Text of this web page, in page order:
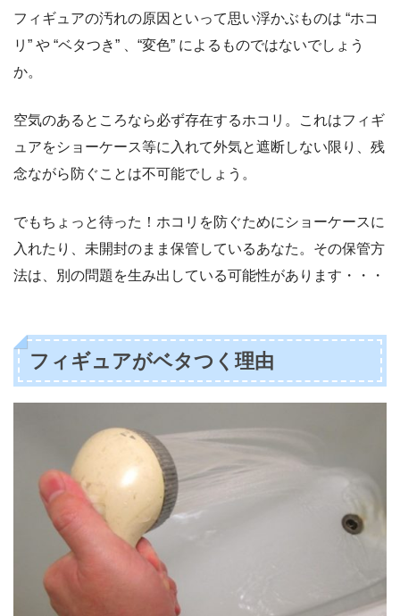
フィギュアの汚れの原因といって思い浮かぶものは “ホコ
リ” や “ベタつき” 、“変色” によるものではないでしょう
か。
空気のあるところなら必ず存在するホコリ。これはフィギ
ュアをショーケース等に入れて外気と遮断しない限り、残
念ながら防ぐことは不可能でしょう。
でもちょっと待った！ホコリを防ぐためにショーケースに
入れたり、未開封のまま保管しているあなた。その保管方
法は、別の問題を生み出している可能性があります・・・
フィギュアがベタつく理由